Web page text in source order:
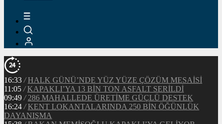
16:33 / HALK GÜNÜ’NDE YÜZ YÜZE ÇÖZÜM MESAİSİ
11:05 / KAPAKLI’YA 13 BİN TON ASFALT SERİLDİ
09:49 / 286 MAHALLEDE ÜRETİME GÜÇLÜ DESTEK
16:24 / KENT LOKANTALARINDA 250 BİN ÖĞÜNLÜK
DAYANIŞMA